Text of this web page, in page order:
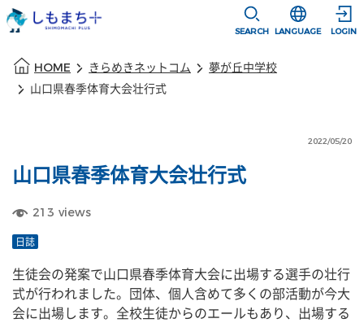
SEARCH
選択すると言
LANGUAGE LOGIN
HOME きらめきネットコム
夢が丘中学校
山口県春季体育大会壮行式
2022/05/20
山口県春季体育大会壮行式
213 views
日誌
生徒会の発案で山口県春季体育大会に出場する選手の壮行
式が行われました。団体、個人含めて多くの部活動が今大
会に出場します。全校生徒からのエールもあり、出場する